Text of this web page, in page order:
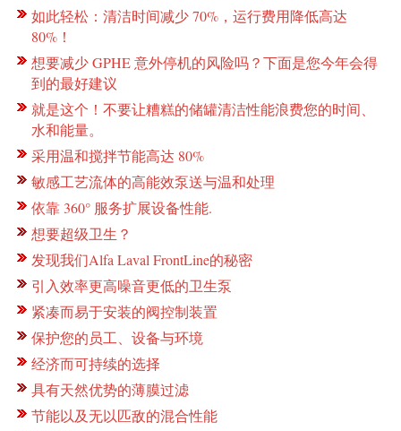
如此轻松：清洁时间减少 70%，运行费用降低高达
80%！
想要减少 GPHE 意外停机的风险吗？下面是您今年会得
到的最好建议
就是这个！不要让糟糕的储罐清洁性能浪费您的时间、
水和能量。
采用温和搅拌节能高达 80%
敏感工艺流体的高能效泵送与温和处理
依靠 360° 服务扩展设备性能.
想要超级卫生？
发现我们Alfa Laval FrontLine的秘密
引入效率更高噪音更低的卫生泵
紧凑而易于安装的阀控制装置
保护您的员工、设备与环境
经济而可持续的选择
具有天然优势的薄膜过滤
节能以及无以匹敌的混合性能